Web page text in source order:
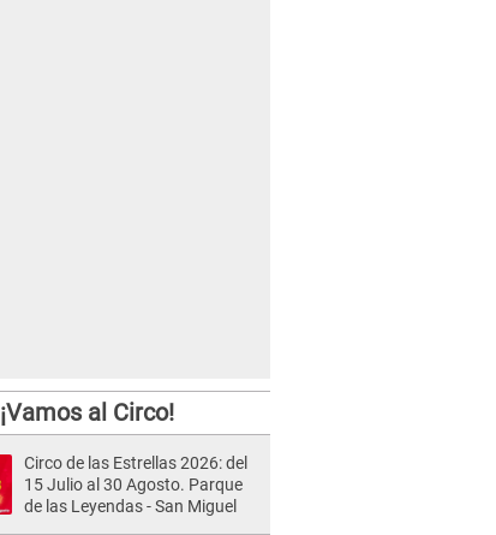
¡Vamos al Circo!
Circo de las Estrellas 2026: del
15 Julio al 30 Agosto. Parque
de las Leyendas - San Miguel